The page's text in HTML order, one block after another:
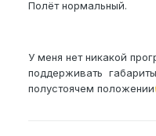
Полёт нормальный.
У меня нет никакой
поддерживать
полустоячем положении